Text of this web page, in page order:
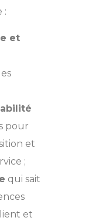
:
et
pour
et
;
qui sait
et